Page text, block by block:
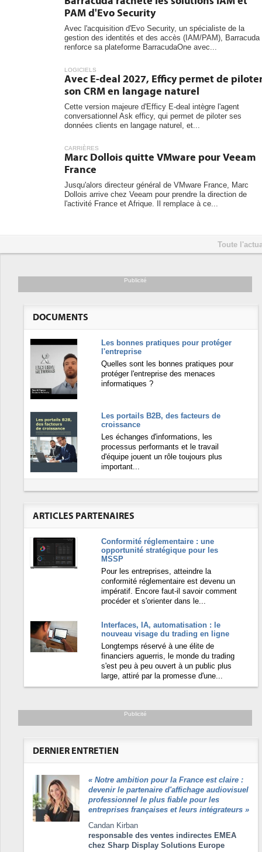
PAM d'Evo Security
Avec l'acquisition d'Evo Security, un spécialiste de la
gestion des identités et des accès (IAM/PAM), Barracuda
renforce sa plateforme BarracudaOne avec...
LOGICIELS
Avec E-deal 2027, Efficy permet de
son CRM en langage naturel
Cette version majeure d'Efficy E-deal intègre l'agent
conversationnel Ask efficy, qui permet de piloter ses
données clients en langage naturel, et...
CARRIÈRES
Marc Dollois quitte VMware pour Veeam
France
Jusqu'alors directeur général de VMware France, Marc
Dollois arrive chez Veeam pour prendre la direction de
l'activité France et Afrique. Il remplace à ce...
Toute
Publicité
DOCUMENTS
Les bonnes pratiques pour protéger
l'entreprise
Quelles sont les bonnes pratiques pour
protéger l'entreprise des menaces
informatiques ?
Les portails B2B, des facteurs de
croissance
Les échanges d'informations, les
processus performants et le travail
d'équipe jouent un rôle toujours plus
important...
ARTICLES PARTENAIRES
Conformité réglementaire : une
opportunité stratégique pour les
MSSP
Pour les entreprises, atteindre la
conformité réglementaire est devenu un
impératif. Encore faut-il savoir comment
procéder et s'orienter dans le...
Interfaces, IA, automatisation : le
nouveau visage du trading en ligne
Longtemps réservé à une élite de
financiers aguerris, le monde du trading
s'est peu à peu ouvert à un public plus
large, attiré par la promesse d'une...
Publicité
DERNIER ENTRETIEN
« Notre ambition pour la France est claire :
devenir le partenaire d'affichage audiovisuel
professionnel le plus fiable pour les
entreprises françaises et leurs intégrateurs »
Candan Kirban
responsable des ventes indirectes EMEA
chez Sharp Display Solutions Europe